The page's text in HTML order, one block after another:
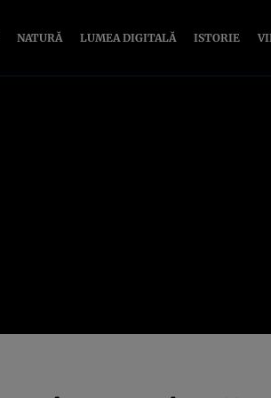
NATURĂ LUMEA DIGITALĂ ISTORIE